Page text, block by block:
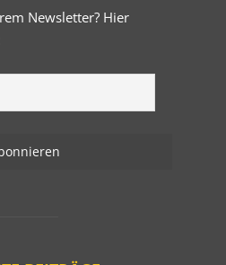
Newsletter? Hier